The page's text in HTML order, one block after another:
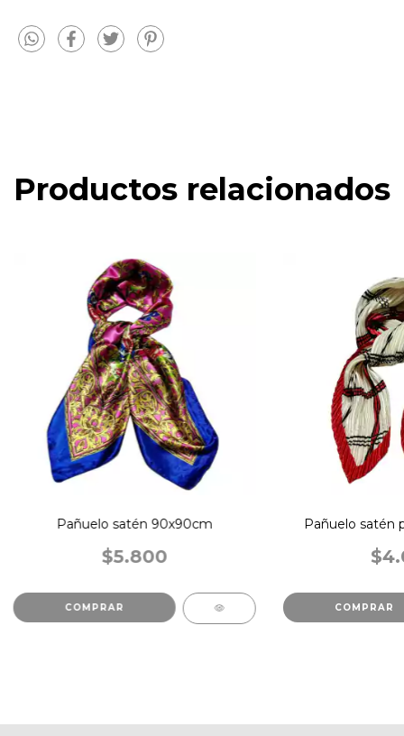
Productos relacionados
Pañuelo satén 90x90cm
$5.800
Pañuelo satén